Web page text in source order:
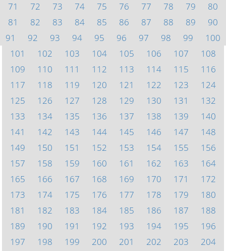
71
72 73 74 75 76 77 78 79
80
81
82 83 84 85 86 87 88 89
90
91
92 93 94 95 96 97 98 99
100
101
102 103 104 105 106 107
108
109
110 111 112 113 114 115
116
117
118 119 120 121 122 123
124
125
126 127 128 129 130 131
132
133
134 135 136 137 138 139
140
141
142 143 144 145 146 147
148
149
150 151 152 153 154 155
156
157
158 159 160 161 162 163
164
165
166 167 168 169 170 171
172
173
174 175 176 177 178 179
180
181
182 183 184 185 186 187
188
189
190 191 192 193 194 195
196
197
198 199 200 201 202 203
204